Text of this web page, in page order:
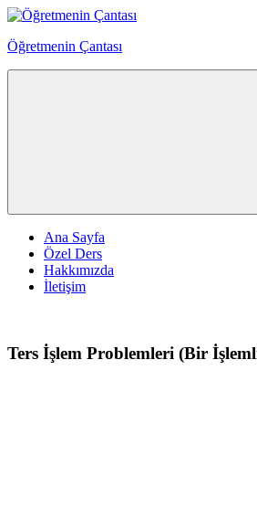
Skip
content
Öğretmenin Çantası
Ana Sayfa
Özel Ders
Hakkımızda
İletişim
Ters İşlem Problemleri (Bir